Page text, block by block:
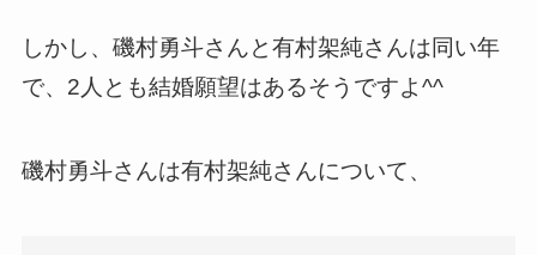
しかし、磯村勇斗さんと有村架純さんは同い年
で、2人とも結婚願望はあるそうですよ^^
磯村勇斗さんは有村架純さんについて、